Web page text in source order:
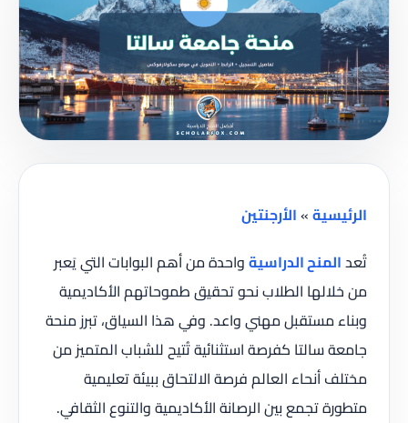
الرئيسية»الأرجنتين
تُعدالمنح الدراسيةواحدة من أهم البوابات التي يَعبر
من خلالها الطلاب نحو تحقيق طموحاتهم الأكاديمية
وبناء مستقبل مهني واعد. وفي هذا السياق، تبرز منحة
جامعة سالتا كفرصة استثنائية تُتيح للشباب المتميز من
مختلف أنحاء العالم فرصة الالتحاق ببيئة تعليمية
متطورة تجمع بين الرصانة الأكاديمية والتنوع الثقافي.